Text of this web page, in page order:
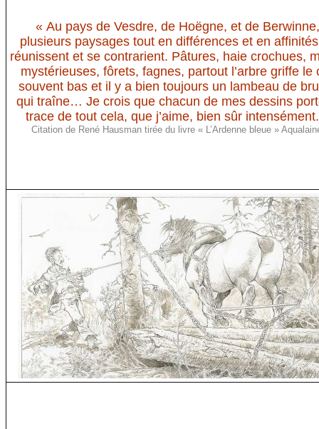
« Au pays de Vesdre, de Hoëgne, et de Berwinne,
plusieurs paysages tout en différences et en
réunissent et se contrarient. Pâtures, haie crochues,
mystérieuses, fôrets, fagnes, partout l’arbre griffe le
souvent bas et il y a bien toujours un lambeau de
qui traîne… Je crois que chacun de mes dessins
trace de tout cela, que j’aime, bien sûr
Citation de René Hausman tirée du livre « L’Ardenne bleue »